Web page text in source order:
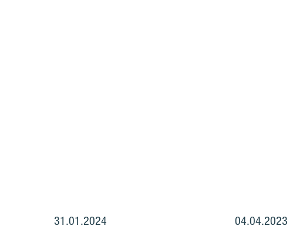
31.01.2024
04.04.2023